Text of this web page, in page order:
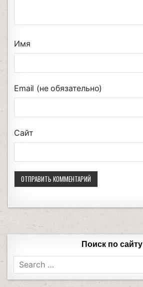
Имя
Email (не обязательно)
Сайт
Поиск по сайту